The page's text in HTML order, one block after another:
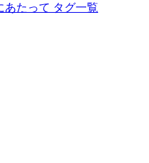
あたって タグ一覧